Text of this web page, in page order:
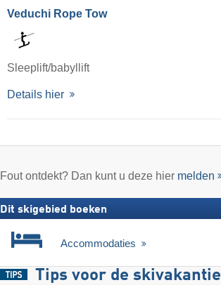
Veduchi Rope Tow
Sleeplift/babyllift
Details hier
Fout ontdekt? Dan kunt u deze hier melden
Dit skigebied boeken
Accommodaties
Tips voor de skivakantie